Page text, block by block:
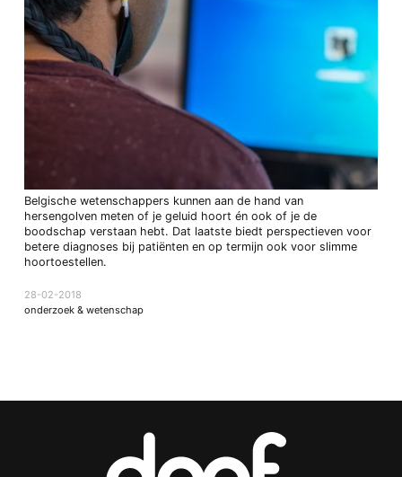
Belgische wetenschappers kunnen aan de hand van
hersengolven meten of je geluid hoort én ook of je de
boodschap verstaan hebt. Dat laatste biedt perspectieven voor
betere diagnoses bij patiënten en op termijn ook voor slimme
hoortoestellen.
28-02-2018
onderzoek & wetenschap